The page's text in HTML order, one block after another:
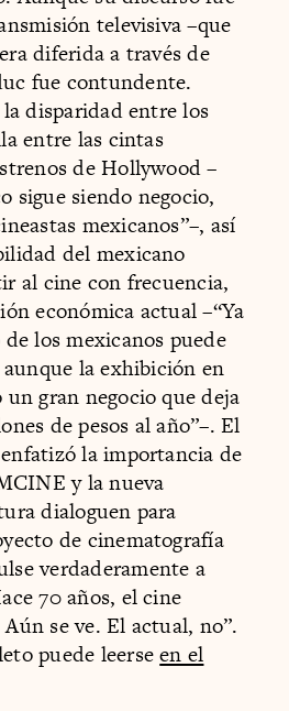
televisiva –que
diferida a través de
fue contundente.
disparidad entre los
entre las cintas
de Hollywood –
sigue siendo negocio,
mexicanos”–, así
del mexicano
al cine con frecuencia,
económica actual –“Ya
los mexicanos puede
la exhibición en
un gran negocio que deja
de pesos al año”–. El
la importancia de
y la nueva
dialoguen para
de cinematografía
verdaderamente a
70 años, el cine
se ve. El actual, no”.
puede leerseen el